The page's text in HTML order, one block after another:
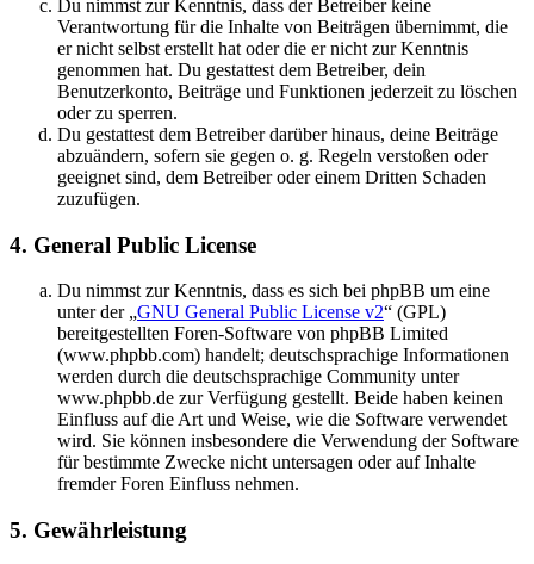
Du nimmst zur Kenntnis, dass der Betreiber keine
Verantwortung für die Inhalte von Beiträgen übernimmt, die
er nicht selbst erstellt hat oder die er nicht zur Kenntnis
genommen hat. Du gestattest dem Betreiber, dein
Benutzerkonto, Beiträge und Funktionen jederzeit zu löschen
oder zu sperren.
Du gestattest dem Betreiber darüber hinaus, deine Beiträge
abzuändern, sofern sie gegen o. g. Regeln verstoßen oder
geeignet sind, dem Betreiber oder einem Dritten Schaden
zuzufügen.
4. General Public License
Du nimmst zur Kenntnis, dass es sich bei phpBB um eine
unter der „GNU General Public License v2“ (GPL)
bereitgestellten Foren-Software von phpBB Limited
(www.phpbb.com) handelt; deutschsprachige Informationen
werden durch die deutschsprachige Community unter
www.phpbb.de zur Verfügung gestellt. Beide haben keinen
Einfluss auf die Art und Weise, wie die Software verwendet
wird. Sie können insbesondere die Verwendung der Software
für bestimmte Zwecke nicht untersagen oder auf Inhalte
fremder Foren Einfluss nehmen.
5. Gewährleistung